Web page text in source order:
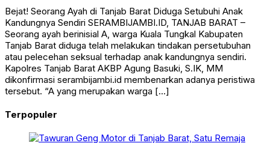
Kandungnya Sendiri SERAMBIJAMBI.ID, TANJAB BARAT –
Seorang ayah berinisial A, warga Kuala Tungkal Kabupaten
Tanjab Barat diduga telah melakukan tindakan persetubuhan
atau pelecehan seksual terhadap anak kandungnya sendiri.
Kapolres Tanjab Barat AKBP Agung Basuki, S.IK, MM
dikonfirmasi serambijambi.id membenarkan adanya peristiwa
tersebut. “A yang merupakan warga […]